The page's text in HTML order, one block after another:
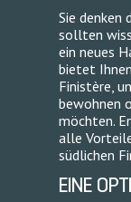
Sie denken
sollten
ein neues
bietet
Finistère,
bewohnen
möchten.
alle
südlichen
EINE